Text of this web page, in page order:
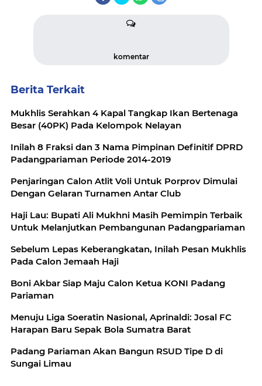
komentar
Berita Terkait
Mukhlis Serahkan 4 Kapal Tangkap Ikan Bertenaga
Besar (40PK) Pada Kelompok Nelayan
Inilah 8 Fraksi dan 3 Nama Pimpinan Definitif DPRD
Padangpariaman Periode 2014-2019
Penjaringan Calon Atlit Voli Untuk Porprov Dimulai
Dengan Gelaran Turnamen Antar Club
Haji Lau: Bupati Ali Mukhni Masih Pemimpin Terbaik
Untuk Melanjutkan Pembangunan Padangpariaman
Sebelum Lepas Keberangkatan, Inilah Pesan Mukhlis
Pada Calon Jemaah Haji
Boni Akbar Siap Maju Calon Ketua KONI Padang
Pariaman
Menuju Liga Soeratin Nasional, Aprinaldi: Josal FC
Harapan Baru Sepak Bola Sumatra Barat
Padang Pariaman Akan Bangun RSUD Tipe D di
Sungai Limau